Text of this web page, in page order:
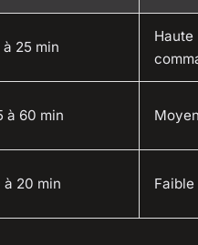
à 25 min
Haute
à 60 min
à 20 min Faible